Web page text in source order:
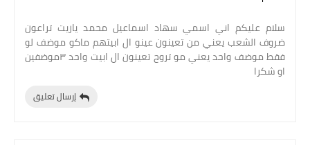
نتائج القبول المركزي
سلام عليكم اني اسمي سهاد اسماعيل محمد ياريت تراعون
ضروف الشعب يعني من تعينون عينو ال ابيتهم ماكو موضف لو
فقط موضف واحد يعني مو تروح تعينون ال ابيت واحد ٣موضفين
او شكرا
إرسال تعليق